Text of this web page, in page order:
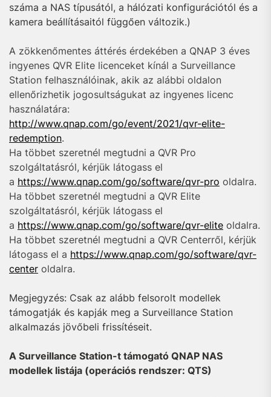
száma a NAS típusától, a hálózati konfigurációtól és a
kamera beállításaitól függően változik.)
A zökkenőmentes áttérés érdekében a QNAP 3 éves
ingyenes QVR Elite licenceket kínál a Surveillance
Station felhasználóinak, akik az alábbi oldalon
ellenőrizhetik jogosultságukat az ingyenes licenc
használatára:
http://www.qnap.com/go/event/2021/qvr-elite-
redemption.
Ha többet szeretnél megtudni a QVR Pro
szolgáltatásról, kérjük látogass el
a https://www.qnap.com/go/software/qvr-pro oldalra.
Ha többet szeretnél megtudni a QVR Elite
szolgáltatásról, kérjük látogass el
a https://www.qnap.com/go/software/qvr-elite oldalra.
Ha többet szeretnél megtudni a QVR Centerről, kérjük
látogass el a https://www.qnap.com/go/software/qvr-
center oldalra.
Megjegyzés: Csak az alább felsorolt modellek
támogatják és kapják meg a Surveillance Station
alkalmazás jövőbeli frissítéseit.
A Surveillance Station-t támogató QNAP NAS
modellek listája (operációs rendszer: QTS)